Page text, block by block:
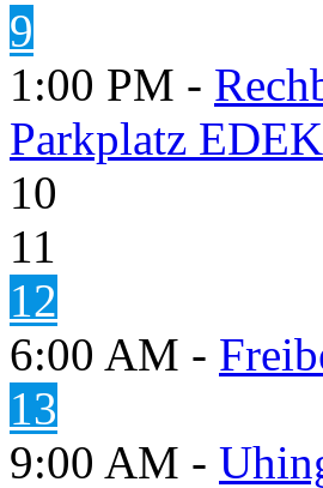
9
1:00 PM -
Parkplatz
10
11
12
6:00 AM -
13
9:00 AM -